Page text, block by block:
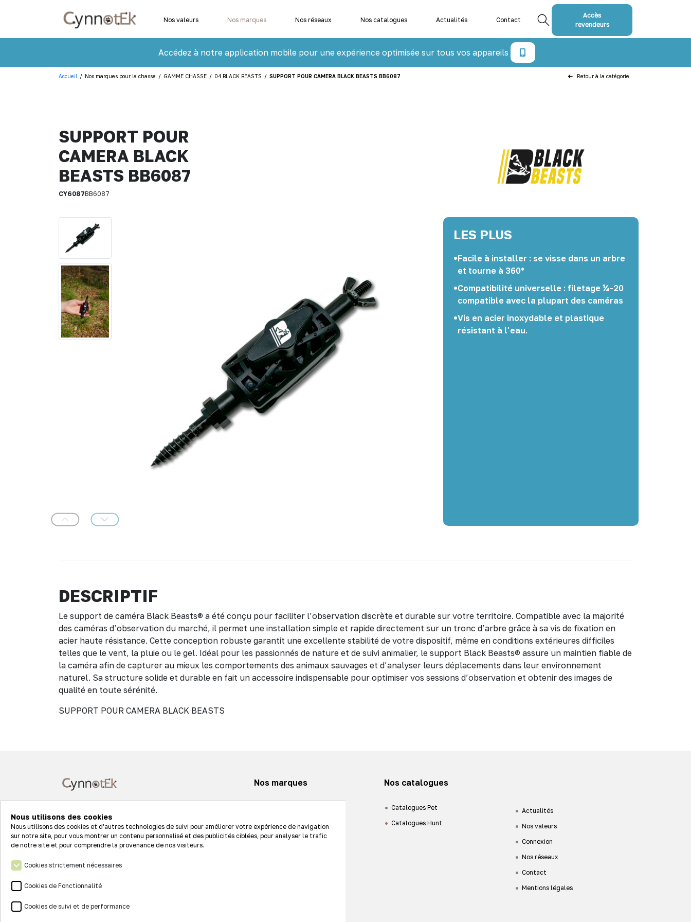
Nos valeurs Nos marques Nos réseaux Nos catalogues Actualités Contact
Accès
revendeurs
Accédez à notre application mobile pour une expérience optimisée sur tous vos appareils
Accueil / Nos marques pour la chasse / GAMME CHASSE / 04 BLACK BEASTS / SUPPORT POUR CAMERA BLACK BEASTS BB6087 Retour à la catégorie
SUPPORT POUR
CAMERA BLACK
BEASTS BB6087
CY6087BB6087
Précédent Suivant
LES PLUS
Facile à installer : se visse dans un arbre
et tourne à 360°
Compatibilité universelle : filetage ¼-20
compatible avec la plupart des caméras
Vis en acier inoxydable et plastique
résistant à l’eau.
DESCRIPTIF
Le support de caméra Black Beasts® a été conçu pour faciliter l’observation discrète et durable sur votre territoire. Compatible avec la majorité
des caméras d’observation du marché, il permet une installation simple et rapide directement sur un tronc d’arbre grâce à sa vis de fixation en
acier haute résistance. Cette conception robuste garantit une excellente stabilité de votre dispositif, même en conditions extérieures difficiles
telles que le vent, la pluie ou le gel. Idéal pour les passionnés de nature et de suivi animalier, le support Black Beasts® assure un maintien fiable de
la caméra afin de capturer au mieux les comportements des animaux sauvages et d’analyser leurs déplacements dans leur environnement
naturel. Sa structure solide et durable en fait un accessoire indispensable pour optimiser vos sessions d’observation et obtenir des images de
qualité en toute sérénité.
SUPPORT POUR CAMERA BLACK BEASTS
68127 STE CROIX EN PLAINE
Suivez-nous sur les réseaux
Nos marques
Chasse
Nos catalogues
Catalogues Pet
Catalogues Hunt
Actualités
Nos valeurs
Connexion
Nos réseaux
Contact
Mentions légales
Nous utilisons des cookies
Nous utilisons des cookies et d'autres technologies de suivi pour améliorer votre expérience de navigation
sur notre site, pour vous montrer un contenu personnalisé et des publicités ciblées, pour analyser le trafic
de notre site et pour comprendre la provenance de nos visiteurs.
Cookies strictement nécessaires
Cookies de Fonctionnalité
Cookies de suivi et de performance